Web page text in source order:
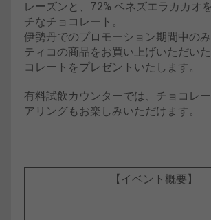
レーズンと、72% ベネズエラカカオ
チなチョコレート。
伊勢丹でのプロモーション期間中の
ティコの商品をお買い上げいただい
コレートをプレゼントいたします。
有料試飲カウンターでは、チョコレ
アリングもお楽しみいただけます。
【イベント概要】